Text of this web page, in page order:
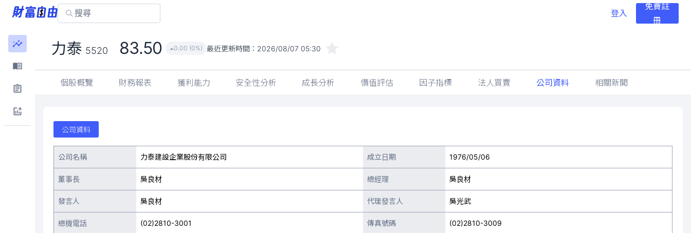
登入
免費註
冊
力泰 5520 83.50 0.00 (0%) 最近更新時間： 2026/08/07 05:30
個股概覽 財務報表 獲利能力 安全性分析 成長分析 價值評估 因子指標 法人買賣 公司資料 相關新聞
公司資料
公司名稱 力泰建設企業股份有限公司 成立日期 1976/05/06
董事長 吳良材 總經理 吳良材
發言人 吳良材 代理發言人 吳光武
總機電話 (02)2810-3001 傳真號碼 (02)2810-3009